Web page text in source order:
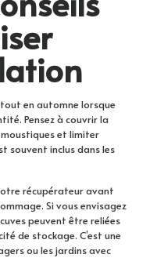
en automne lorsque
Pensez à couvrir la
et limiter
souvent inclus dans les
récupérateur avant
Si vous envisagez
peuvent être reliées
de stockage. C’est une
ou les jardins avec